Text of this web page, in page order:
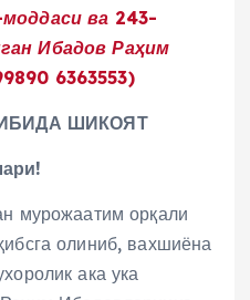
ва 243-
Ибадов Раҳим
6363553)
ШИКОЯТ
мурожаатим орқали
олиниб, вахшиёна
ака ука